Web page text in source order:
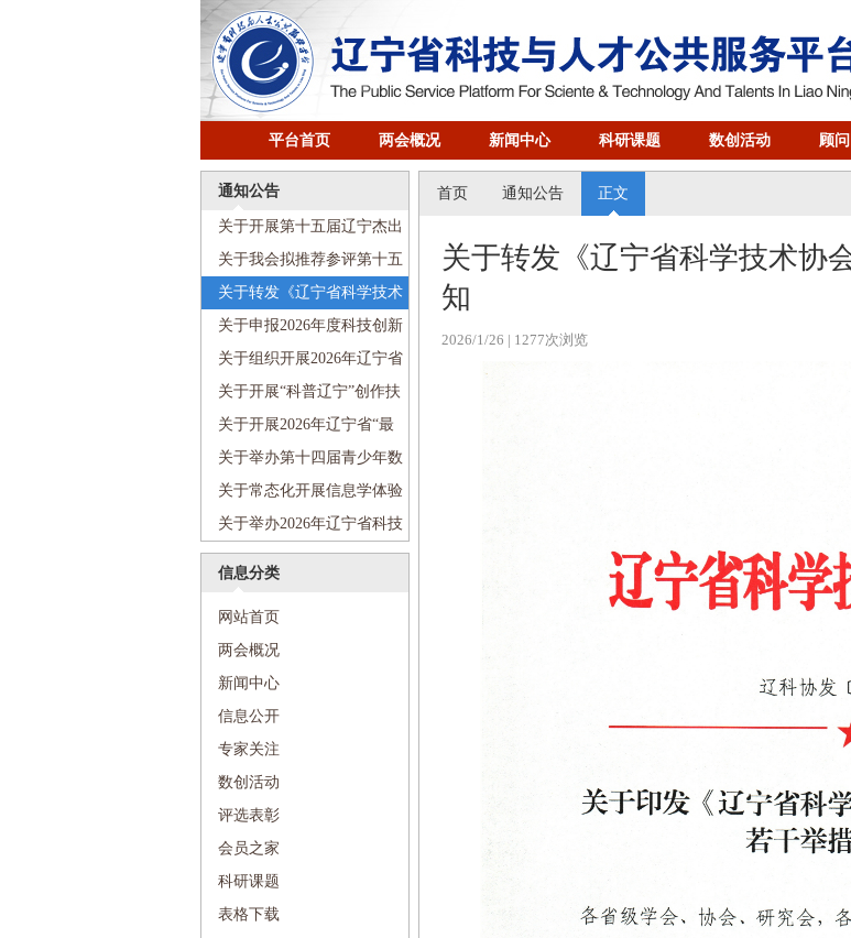
平台首页 两会概况 新闻中心 科研课题 数创活动 顾
通知公告
关于开展第十五届辽宁杰出
科技青年奖评选工作的通知
关于我会拟推荐参评第十五
届辽宁杰出科技青年奖人选的
公示
关于转发《辽宁省科学技术
协会优化营商环境若干举措》
的通知
关于申报2026年度科技创新
智库项目的通知
关于组织开展2026年辽宁省
首席科学传播专家遴选聘任工
作的通知
关于开展“科普辽宁”创作扶
持计划项目申报工作的通知
关于开展2026年辽宁省“最
美科技工作者”宣传选树活动的
通知
关于举办第十四届青少年数
学创新营的通知
关于常态化开展信息学体验
活动的通知
关于举办2026年辽宁省科技
活动周和辽宁省“全国科技工作
信息分类
网站首页
两会概况
新闻中心
信息公开
专家关注
数创活动
评选表彰
会员之家
科研课题
表格下载
首页 通知公告 正文
关于转发《辽宁省科学技术协
知
2026/1/26 | 1277次浏览